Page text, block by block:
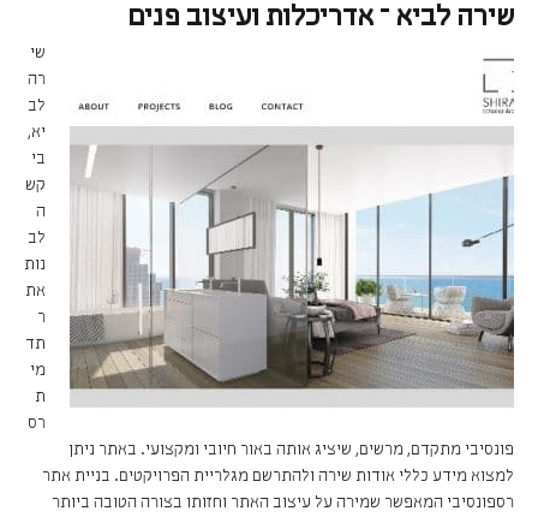
שירה לביא – אדריכלות ועיצוב פנים
שי
רה
לב
יא,
בי
קש
ה
לב
נות
את
ר
תד
מי
ת
רס
פונסיבי מתקדם, מרשים, שיציג אותה באור חיובי ומקצועי. באתר ניתן
למצוא מידע כללי אודות שירה ולהתרשם מגלריית הפרויקטים. בניית אתר
רספונסיבי המאפשר שמירה על עיצוב האתר וחזותו בצורה הטובה ביותר